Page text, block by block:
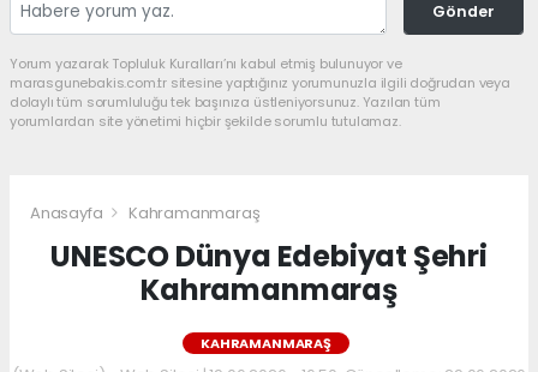
Gönder
Yorum yazarak Topluluk Kuralları’nı kabul etmiş bulunuyor ve
marasgunebakis.com.tr sitesine yaptığınız yorumunuzla ilgili doğrudan veya
dolaylı tüm sorumluluğu tek başınıza üstleniyorsunuz. Yazılan tüm
yorumlardan site yönetimi hiçbir şekilde sorumlu tutulamaz.
Anasayfa Kahramanmaraş
UNESCO Dünya Edebiyat Şehri
Kahramanmaraş
KAHRAMANMARAŞ